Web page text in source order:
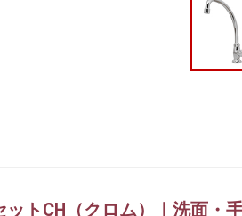
ットCH（クロム）｜洗面・